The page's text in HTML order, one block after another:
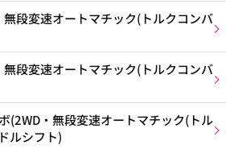
段変速オートマチック(トルクコンバ
段変速オートマチック(トルクコンバ
・無段変速オートマチック(トル
ルシフト)